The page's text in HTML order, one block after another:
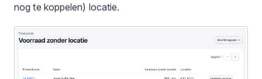
nog te koppelen) locatie.